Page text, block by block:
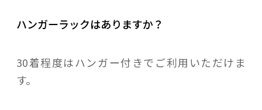
ハンガーラックはありますか？
30着程度はハンガー付きでご利用いただけま
す。